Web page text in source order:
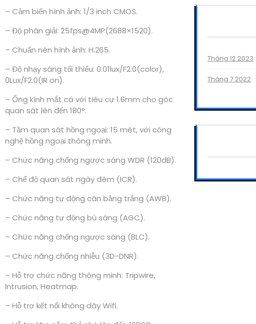
– Cảm biến hình ảnh: 1/3 inch CMOS.
– Độ phân giải: 25fps@4MP(2688×1520).
– Chuẩn nén hình ảnh: H.265.
– Độ nhạy sáng tối thiểu: 0.01lux/F2.0(color),
0Lux/F2.0(IR on).
– Ống kính mắt cá với tiêu cự 1.6mm cho góc
quan sát lên đến 180°.
– Tầm quan sát hồng ngoại: 15 mét, với công
nghệ hồng ngoại thông minh.
– Chức năng chống ngược sáng WDR (120dB).
– Chế độ quan sát ngày đêm (ICR).
– Chức năng tự động cân bằng trắng (AWB).
– Chức năng tự động bù sáng (AGC).
– Chức năng chống ngược sáng (BLC).
– Chức năng chống nhiễu (3D-DNR).
– Hỗ trợ chức năng thông minh: Tripwire,
Intrusion, Heatmap.
– Hỗ trợ kết nối không dây Wifi.
Tháng 12 2023
Tháng 7 2022